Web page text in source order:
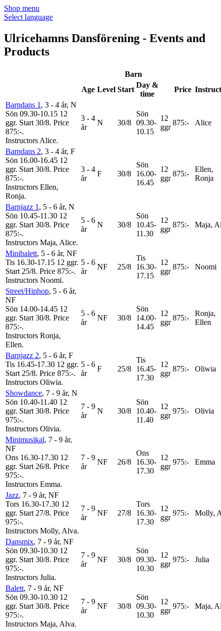
Shop menu
Select language
Ulricehamns Dansförening - Events and
Products
Barn
Age Level Start
Day &
time
Price
Barndans 1 , 3 - 4 år, N
Sön 09.30-10.15 12
ggr. Start 30/8. Price
875:-.
Instructors Alice.
3 - 4
år
N 30/8
Sön
09.30-
10.15
12
ggr
875:- Alice
Barndans 2, 3 - 4 år, F
Sön 16.00-16.45 12
ggr. Start 30/8. Price
875:-.
Instructors Ellen,
Ronja.
3 - 4
år
F 30/8
Sön
16.00-
16.45
12
ggr
875:-
Ellen,
Ronja
Barnjazz 1 , 5 - 6 år, N
Sön 10.45-11.30 12
ggr. Start 30/8. Price
875:-.
Instructors Maja, Alice.
5 - 6
år
N 30/8
Sön
10.45-
11.30
12
ggr
875:- Maja,
Minibalett, 5 - 6 år, NF
Tis 16.30-17.15 12 ggr.
Start 25/8. Price 875:-.
Instructors Noomi.
5 - 6
år
NF 25/8
Tis
16.30-
17.15
12
ggr
875:- Noomi
Street/Hiphop, 5 - 6 år,
NF
Sön 14.00-14.45 12
ggr. Start 30/8. Price
875:-.
Instructors Ronja,
Ellen.
5 - 6
år
NF 30/8
Sön
14.00-
14.45
12
ggr
875:-
Ronja,
Ellen
Barnjazz 2, 5 - 6 år, F
Tis 16.45-17.30 12 ggr.
Start 25/8. Price 875:-.
Instructors Oliwia.
5 - 6
år
F 25/8
Tis
16.45-
17.30
12
ggr
875:- Oliwia
Showdance, 7 - 9 år, N
Sön 10.40-11.40 12
ggr. Start 30/8. Price
975:-.
Instructors Olivia.
7 - 9
år
N 30/8
Sön
10.40-
11.40
12
ggr
975:- Olivia
Minimusikal, 7 - 9 år,
NF
Ons 16.30-17.30 12
ggr. Start 26/8. Price
975:-.
Instructors Emma.
7 - 9
år
NF 26/8
Ons
16.30-
17.30
12
ggr
975:- Emma
Jazz, 7 - 9 år, NF
Tors 16.30-17.30 12
ggr. Start 27/8. Price
975:-.
Instructors Molly, Alva.
7 - 9
år
NF 27/8
Tors
16.30-
17.30
12
ggr
975:- Molly,
Dansmix, 7 - 9 år, NF
Sön 09.30-10.30 12
ggr. Start 30/8. Price
975:-.
Instructors Julia.
7 - 9
år
NF 30/8
Sön
09.30-
10.30
12
ggr
975:- Julia
Balett, 7 - 9 år, NF
Sön 09.30-10.30 12
ggr. Start 30/8. Price
975:-.
Instructors Maja, Alva.
7 - 9
år
NF 30/8
Sön
09.30-
10.30
12
ggr
975:- Maja,